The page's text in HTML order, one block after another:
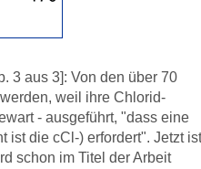
3 aus 3]: Von den über 70
weil ihre Chlorid-
- ausgeführt, "dass eine
ist die cCl-) erfordert". Jetzt ist
schon im Titel der Arbeit